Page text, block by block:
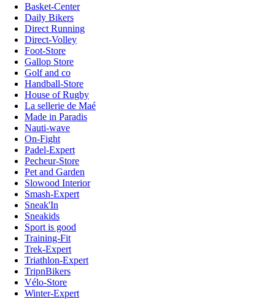
Basket-Center
Daily Bikers
Direct Running
Direct-Volley
Foot-Store
Gallop Store
Golf and co
Handball-Store
House of Rugby
La sellerie de Maé
Made in Paradis
Nauti-wave
On-Fight
Padel-Expert
Pecheur-Store
Pet and Garden
Slowood Interior
Smash-Expert
Sneak'In
Sneakids
Sport is good
Training-Fit
Trek-Expert
Triathlon-Expert
TripnBikers
Vélo-Store
Winter-Expert